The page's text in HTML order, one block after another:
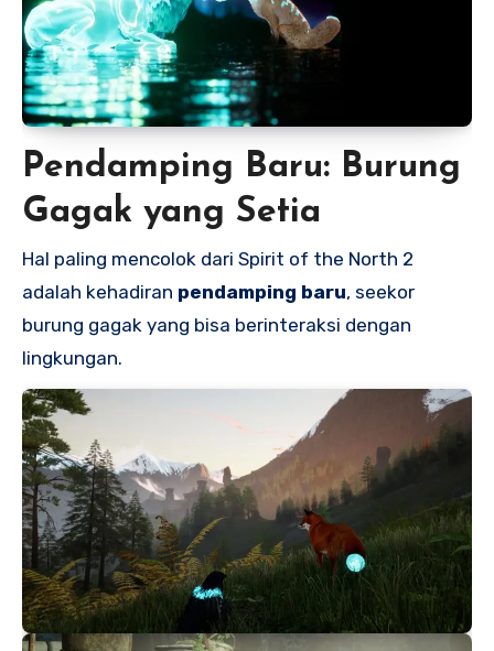
Pendamping Baru: Burung
Gagak yang Setia
Hal paling mencolok dari Spirit of the North 2
adalah kehadiran pendamping baru, seekor
burung gagak yang bisa berinteraksi dengan
lingkungan.